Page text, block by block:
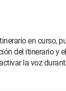
en curso,
del itinerario y
la voz